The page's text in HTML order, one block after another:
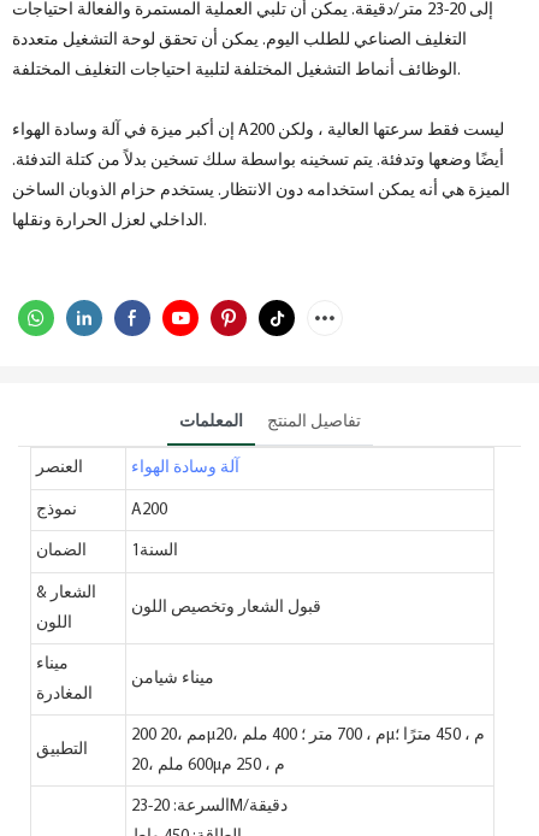
إلى 20-23 متر/دقيقة. يمكن أن تلبي العملية المستمرة والفعالة احتياجات
التغليف الصناعي للطلب اليوم. يمكن أن تحقق لوحة التشغيل متعددة
الوظائف أنماط التشغيل المختلفة لتلبية احتياجات التغليف المختلفة.
إن أكبر ميزة في آلة وسادة الهواء A200 ليست فقط سرعتها العالية ، ولكن
أيضًا وضعها وتدفئة. يتم تسخينه بواسطة سلك تسخين بدلاً من كتلة التدفئة.
الميزة هي أنه يمكن استخدامه دون الانتظار. يستخدم حزام الذوبان الساخن
الداخلي لعزل الحرارة ونقلها.
المعلمات تفاصيل المنتج
العنصر آلة وسادة الهواء
نموذج A200
الضمان السنة1
الشعار &
اللون
قبول الشعار وتخصيص اللون
ميناء
المغادرة
ميناء شيامن
التطبيق
200 مم ،20µم ، 700 متر ؛ 400 ملم ،20µم ، 450 مترًا ؛
600 ملم ،20µم ، 250 م
السرعة: 20-23M/دقيقة